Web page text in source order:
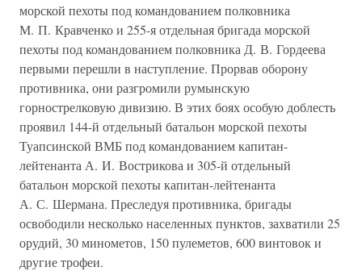
морской пехоты под командованием полковника
М. П. Кравченко и 255-я отдельная бригада морской
пехоты под командованием полковника Д. В. Гордеева
первыми перешли в наступление. Прорвав оборону
противника, они разгромили румынскую
горнострелковую дивизию. В этих боях особую доблесть
проявил 144-й отдельный батальон морской пехоты
Туапсинской ВМБ под командованием капитан-
лейтенанта А. И. Вострикова и 305-й отдельный
батальон морской пехоты капитан-лейтенанта
А. С. Шермана. Преследуя противника, бригады
освободили несколько населенных пунктов, захватили 25
орудий, 30 минометов, 150 пулеметов, 600 винтовок и
другие трофеи.